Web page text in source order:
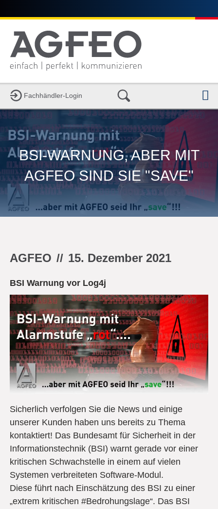
Fachhändler-Login
BSI-WARNUNG, ABER MIT
AGFEO SIND SIE "SAVE"
AGFEO // 15. Dezember 2021
BSI Warnung vor Log4j
Sicherlich verfolgen Sie die News und einige
unserer Kunden haben uns bereits zu Thema
kontaktiert! Das Bundesamt für Sicherheit in der
Informationstechnik (BSI) warnt gerade vor einer
kritischen Schwachstelle in einem auf vielen
Systemen verbreiteten Software-Modul.
Diese führt nach Einschätzung des BSI zu einer
„extrem kritischen #Bedrohungslage“. Das BSI